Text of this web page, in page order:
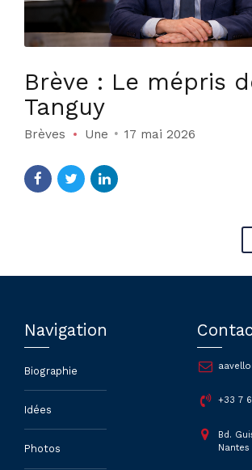
Brève : Le mépris
Tanguy
Brèves Une 17 mai 2026
Navigation
Biographie
Idées
Photos
+33 7
Bd.
Nantes